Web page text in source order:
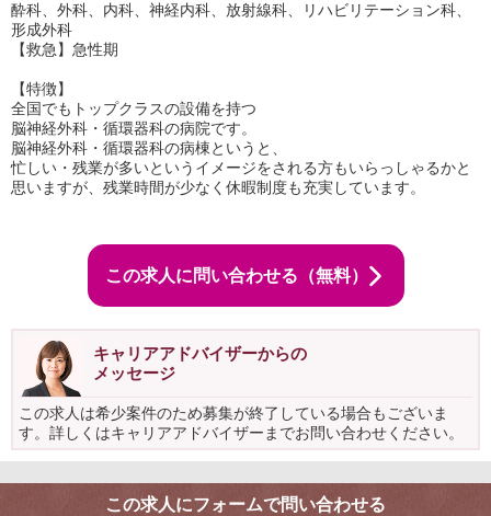
酔科、外科、内科、神経内科、放射線科、リハビリテーション科、
形成外科
【救急】急性期
【特徴】
全国でもトップクラスの設備を持つ
脳神経外科・循環器科の病院です。
脳神経外科・循環器科の病棟というと、
忙しい・残業が多いというイメージをされる方もいらっしゃるかと
思いますが、残業時間が少なく休暇制度も充実しています。
この求人に問い合わせる（無料）
キャリアアドバイザーからの
メッセージ
この求人は希少案件のため募集が終了している場合もございま
す。詳しくはキャリアアドバイザーまでお問い合わせください。
この求人にフォームで問い合わせる